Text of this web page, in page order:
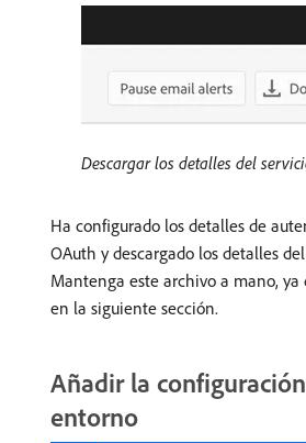
Descargar los detalles del
Ha configurado los detalles de
OAuth y descargado los detalles
Mantenga este archivo a mano, ya
en la siguiente sección.
Añadir la
entorno